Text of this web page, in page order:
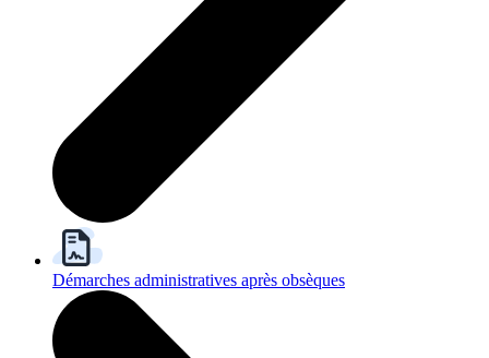
Démarches administratives après obsèques